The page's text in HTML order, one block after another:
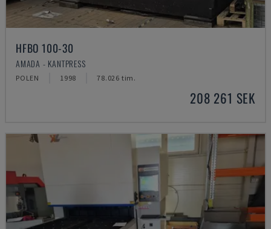
HFBO 100-30
AMADA - KANTPRESS
POLEN 1998 78.026 tim.
208 261 SEK